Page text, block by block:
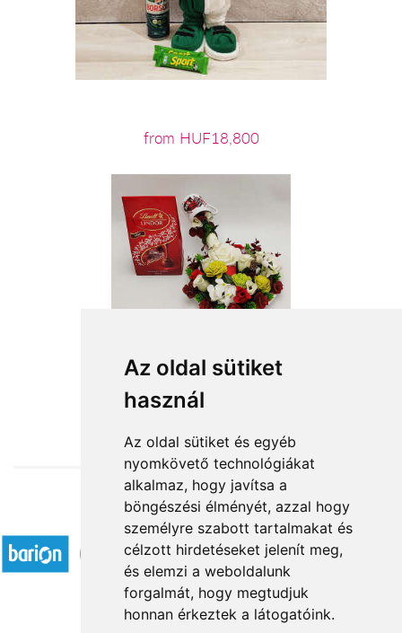
Az oldal sütiket
használ
Az oldal sütiket és egyéb
nyomkövető technológiákat
alkalmaz, hogy javítsa a
böngészési élményét, azzal hogy
személyre szabott tartalmakat és
célzott hirdetéseket jelenít meg,
és elemzi a weboldalunk
forgalmát, hogy megtudjuk
honnan érkeztek a látogatóink.
from HUF18,800
from HUF17,600
Accepted payment methods